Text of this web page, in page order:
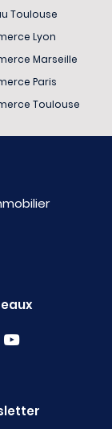
Toulouse
Lyon
Marseille
Paris
Toulouse